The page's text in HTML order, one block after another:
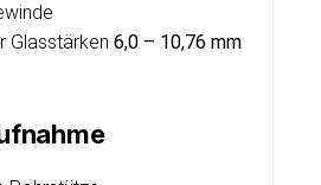
Glasstärken 6,0 – 10,76 mm